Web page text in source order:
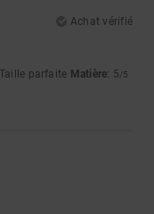
Achat vérifié
parfaite Matière: 5/5